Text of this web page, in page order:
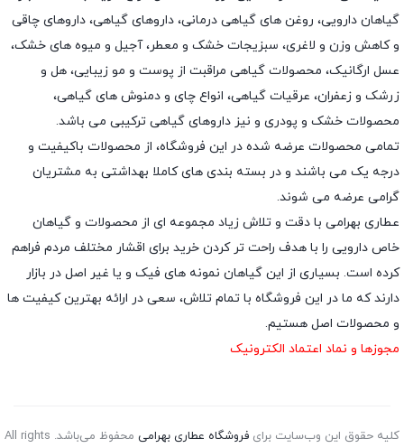
گیاهان دارویی، روغن های گیاهی درمانی، داروهای گیاهی، داروهای چاقی
و کاهش وزن و لاغری، سبزیجات خشک و معطر، آجیل و میوه های خشک،
عسل ارگانیک، محصولات گیاهی مراقبت از پوست و مو زیبایی، هل و
زرشک و زعفران، عرقیات گیاهی، انواع چای و دمنوش های گیاهی،
محصولات خشک و پودری و نیز داروهای گیاهی ترکیبی می باشد.
تمامی محصولات عرضه شده در این فروشگاه، از محصولات باکیفیت و
درجه یک می باشند و در بسته بندی های کاملا بهداشتی به مشتریان
گرامی عرضه می شوند.
عطاری بهرامی با دقت و تلاش زیاد مجموعه ای از محصولات و گیاهان
خاص دارویی را با هدف راحت تر کردن خرید برای اقشار مختلف مردم فراهم
کرده است. بسیاری از این گیاهان نمونه های فیک و یا غیر اصل در بازار
دارند که ما در این فروشگاه با تمام تلاش، سعی در ارائه بهترین کیفیت ها
و محصولات اصل هستیم.
مجوزها و نماد اعتماد الکترونیک
کلیه حقوق این وب‌سایت برای فروشگاه عطاری بهرامی محفوظ می‌باشد. All rights